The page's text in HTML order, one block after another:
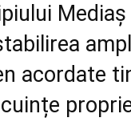
acordate